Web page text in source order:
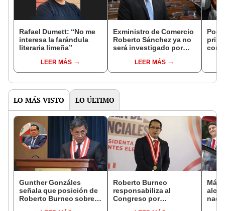
Rafael Dumett: “No me
interesa la farándula
literaria limeña”
LEER MÁS
Exministro de Comercio
Roberto Sánchez ya no
será investigado por
LEER MÁS
LO MÁS VISTO LO ÚLTIMO
Gunther Gonzáles
señala que posición de
Roberto Burneo sobre
Roberto Burneo
responsabiliza al
Congreso por
Más